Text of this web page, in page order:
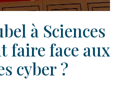
à Sciences
faire face aux
cyber ?